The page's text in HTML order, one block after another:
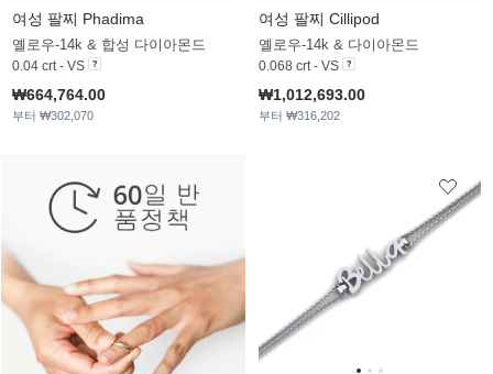
여성 팔찌 Phadima
옐로우-14k & 합성 다이아몬드
0.04 crt - VS
₩664,764.00
부터 ₩302,070
여성 팔찌 Cillipod
옐로우-14k & 다이아몬드
0.068 crt - VS
₩1,012,693.00
부터 ₩316,202